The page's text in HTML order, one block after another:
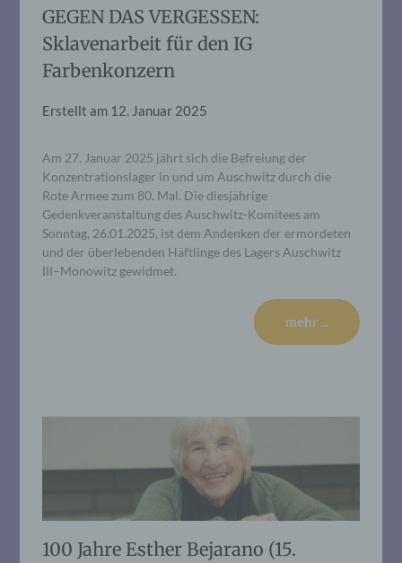
GEGEN DAS VERGESSEN:
Sklavenarbeit für den IG
Farbenkonzern
Erstellt am 12. Januar 2025
Am 27. Januar 2025 jährt sich die Befreiung der
Konzentrationslager in und um Auschwitz durch die
Rote Armee zum 80. Mal. Die diesjährige
Gedenkveranstaltung des Auschwitz-Komitees am
Sonntag, 26.01.2025, ist dem Andenken der ermordeten
und der überlebenden Häftlinge des Lagers Auschwitz
III–Monowitz gewidmet.
mehr ...
100 Jahre Esther Bejarano (15.